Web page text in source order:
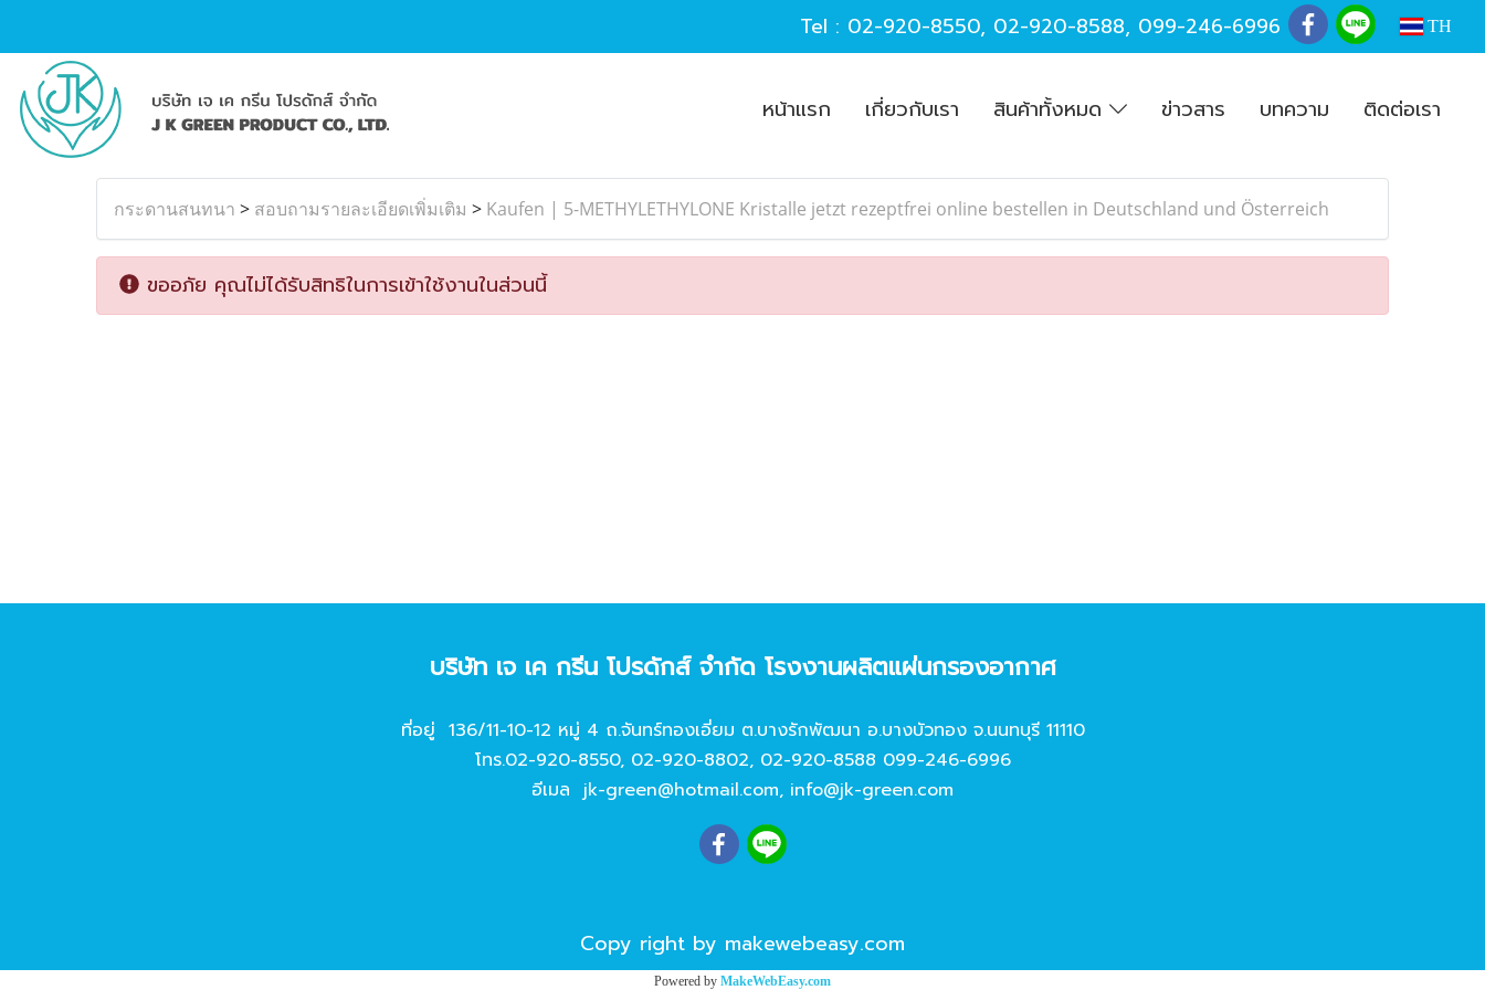
Tel : 02-920-8550, 02-920-8588, 099-246-6996 TH
หน้าแรก เกี่ยวกับเรา สินค้าทั้งหมด ข่าวสาร บทความ ติดต่อเรา
กระดานสนทนา > สอบถามรายละเอียดเพิ่มเติม > Kaufen | 5-METHYLETHYLONE Kristalle jetzt rezeptfrei online bestellen in Deutschland und Österreich
ขออภัย คุณไม่ได้รับสิทธิในการเข้าใช้งานในส่วนนี้
บริษัท เจ เค กรีน โปรดักส์ จํากัด โรงงานผลิตแผ่นกรองอากาศ
ที่อยู่ 136/11-10-12 หมู่ 4 ถ.จันทร์ทองเอี่ยม ต.บางรักพัฒนา อ.บางบัวทอง จ.นนทบุรี 11110
โทร.02-920-8550, 02-920-8802, 02-920-8588 099-246-6996
อีเมล jk-green@hotmail.com, info@jk-green.com
Copy right by makewebeasy.com
Powered by MakeWebEasy.com